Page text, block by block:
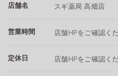
店舗名 スギ薬局 高畑店
営業時間 店舗HPをご確認く
定休日 店舗HPをご確認く